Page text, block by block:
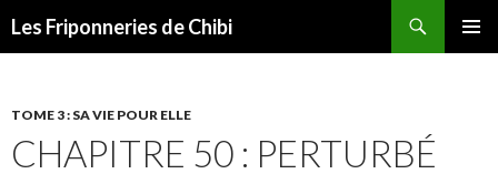
Les Friponneries de Chibi
TOME 3 : SA VIE POUR ELLE
CHAPITRE 50 : PERTURBÉ